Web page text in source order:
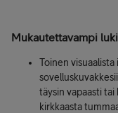
Mukautettavampi
Toinen
täysin vapaasti
kirkkaasta